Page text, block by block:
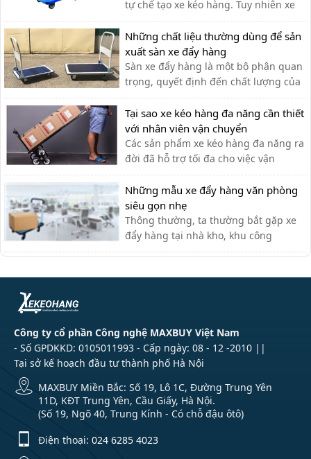
tự chế tạo xe kéo hàng. Tuy nhiên xe
kéo hàng tự chế có ưu nhược điểm gì,
có nên dùng hay không?
Những chất liệu thường dùng để sản
xuất sàn xe đẩy hàng
Sàn xe đẩy hàng là một bộ phận quan
trọng, quyết định đến chất lượng của
xe đẩy. Lựa chọn chất liệu phù hợp
giúp bạn có được chiếc xe đẩy hàng
ưng ý.
Tại sao xe kéo hàng đa năng cần thiết
với nhân viên vận chuyển
Các sản phẩm xe kéo hàng đa năng ra
đời đã hỗ trợ tối đa cho việc vận
chuyển thủ công của nhân viên vận
chuyển, giúp tiết kiệm thời gian và sức
lực.
Những mẫu xe đẩy hàng văn phòng
siêu gọn nhẹ
Thông thường, ta thường bắt gặp xe
đẩy hàng tại nhà kho, khu công
nghiệp, siêu thị,… với lượng hàng hóa
hàng cũng có thể được sử dụng tạo
Công ty cổ phần Công nghệ MAXBUY Việt Nam
- Số GPDKKD: 0105011993 - Cấp ngày: 08 - 12 -2010 ||
Tại sở kế hoạch đầu tư thành phố Hà Nội
MAXBUY Miền Bắc: Số 19, Lô 1C, Đường Trung Yên
11D, KĐT Trung Yên, Cầu Giấy, Hà Nội.
(Số 19, Ngõ 40, Trung Kính - Có chỗ đậu ôtô)
Điện thoại: 024 6285 4023